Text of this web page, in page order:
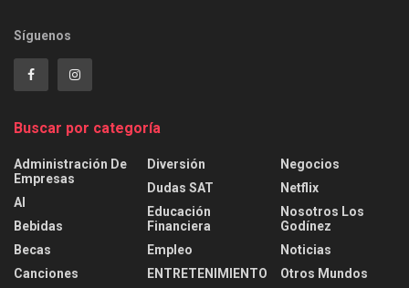
Síguenos
Buscar por categoría
Administración De
Empresas
AI
Bebidas
Becas
Canciones
Diversión
Dudas SAT
Educación
Financiera
Empleo
ENTRETENIMIENTO
Negocios
Netflix
Nosotros Los
Godínez
Noticias
Otros Mundos